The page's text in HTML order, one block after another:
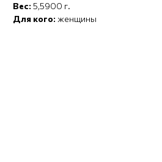
Вес: 5,5900 г.
Для кого: женщины